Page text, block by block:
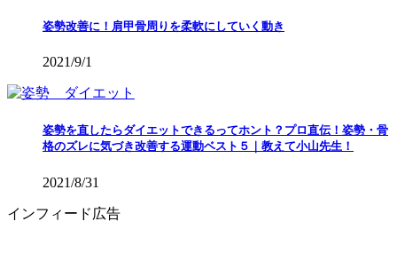
姿勢改善に！肩甲骨周りを柔軟にしていく動き
2021/9/1
姿勢を直したらダイエットできるってホント？プロ直伝！姿勢・骨
格のズレに気づき改善する運動ベスト５｜教えて小山先生！
2021/8/31
インフィード広告